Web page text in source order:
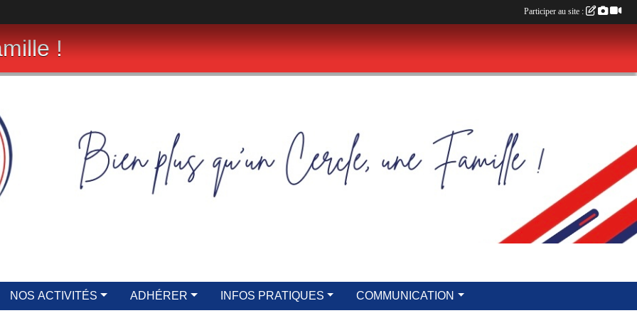
!
NOS ACTIVITÉS ADHÉRER INFOS PRATIQUES COMMUNICATION
Participer au site :